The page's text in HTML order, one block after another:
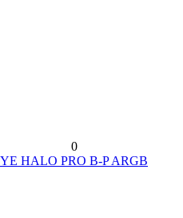
0
HALO PRO B-P ARGB